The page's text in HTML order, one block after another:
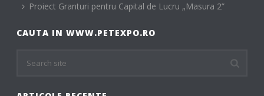
Proiect Granturi pentru Capital de Lucru „Masura 2”
CAUTA IN WWW.PETEXPO.RO